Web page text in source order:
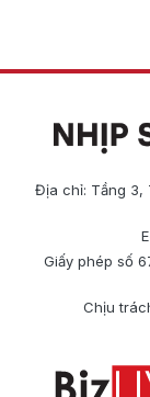
Địa chỉ: Tầng 3,
Giấy phép số
Chịu